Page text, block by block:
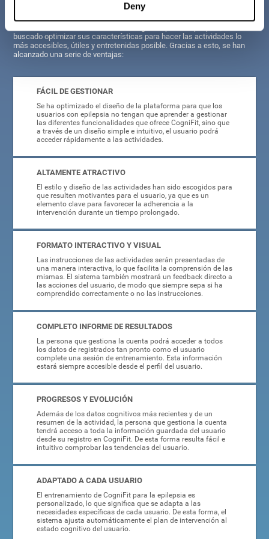
Deny
buscado optimizar sus características para hacer las actividades lo
más accesibles, útiles y entretenidas posible. Gracias a esto, se han
alcanzado una serie de ventajas:
FÁCIL DE GESTIONAR
Se ha optimizado el diseño de la plataforma para que los
usuarios con epilepsia no tengan que aprender a gestionar
las diferentes funcionalidades que ofrece CogniFit, sino que
a través de un diseño simple e intuitivo, el usuario podrá
acceder rápidamente a las actividades.
ALTAMENTE ATRACTIVO
El estilo y diseño de las actividades han sido escogidos para
que resulten motivantes para el usuario, ya que es un
elemento clave para favorecer la adherencia a la
intervención durante un tiempo prolongado.
FORMATO INTERACTIVO Y VISUAL
Las instrucciones de las actividades serán presentadas de
una manera interactiva, lo que facilita la comprensión de las
mismas. El sistema también mostrará un feedback directo a
las acciones del usuario, de modo que siempre sepa si ha
comprendido correctamente o no las instrucciones.
COMPLETO INFORME DE RESULTADOS
La persona que gestiona la cuenta podrá acceder a todos
los datos de registrados tan pronto como el usuario
complete una sesión de entrenamiento. Esta información
estará siempre accesible desde el perfil del usuario.
PROGRESOS Y EVOLUCIÓN
Además de los datos cognitivos más recientes y de un
resumen de la actividad, la persona que gestiona la cuenta
tendrá acceso a toda la información guardada del usuario
desde su registro en CogniFit. De esta forma resulta fácil e
intuitivo comprobar las tendencias del usuario.
ADAPTADO A CADA USUARIO
El entrenamiento de CogniFit para la epilepsia es
personalizado, lo que significa que se adapta a las
necesidades específicas de cada usuario. De esta forma, el
sistema ajusta automáticamente el plan de intervención al
estado cognitivo del usuario.